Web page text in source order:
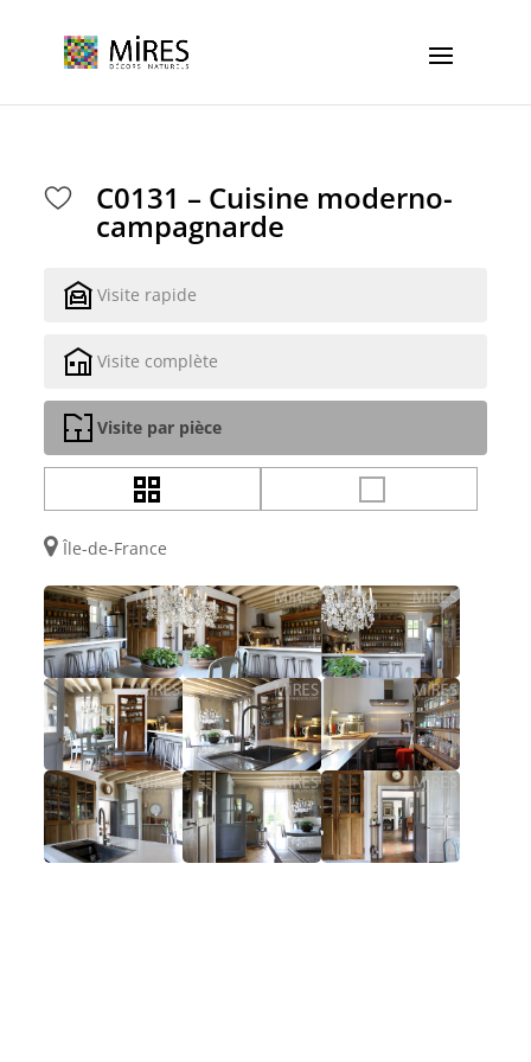
C0131 – Cuisine moderno-
campagnarde
Visite rapide
Visite complète
Visite par pièce
Île-de-France